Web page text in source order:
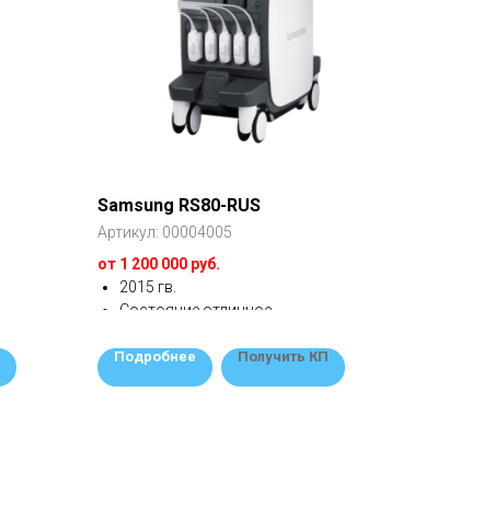
Samsung RS80-RUS
Артикул: 00004005
от 1 200 000 руб.
2015 гв.
Состояние отличное
3 датчики
Подробнее Получить КП